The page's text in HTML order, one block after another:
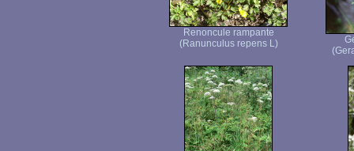
Renoncule rampante
(Ranunculus repens L)